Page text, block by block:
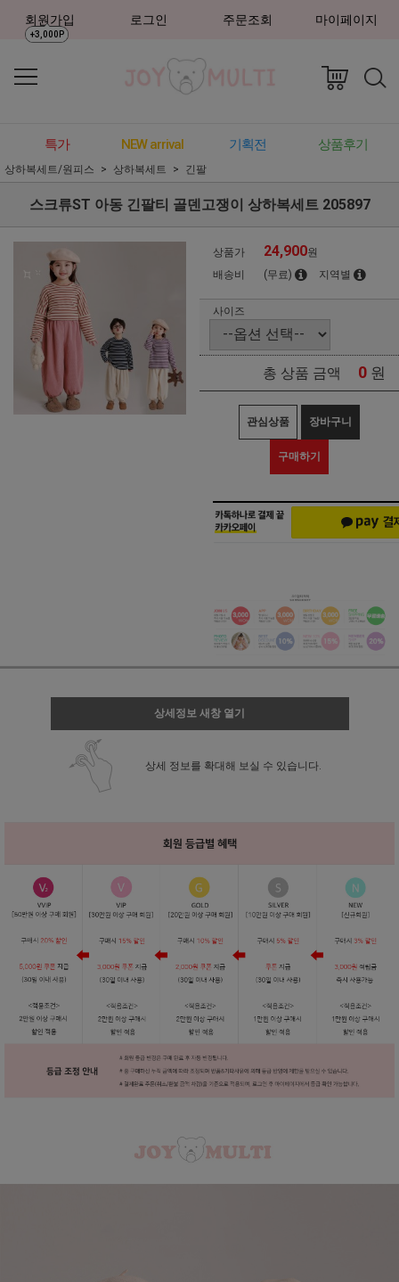
회원가입
+3,000P
로그인 주문조회 마이페이지
특가 NEW arrival 기획전 상품후기
상하복세트/원피스 상하복세트 긴팔
스크류ST 아동 긴팔티 골덴고쟁이 상하복세트 205897
상품가 24,900원
배송비
(무료) 지역별
사이즈
총 상품 금액 0 원
관심상품 장바구니
구매하기
상세정보 새창 열기
상세 정보를 확대해 보실 수 있습니다.